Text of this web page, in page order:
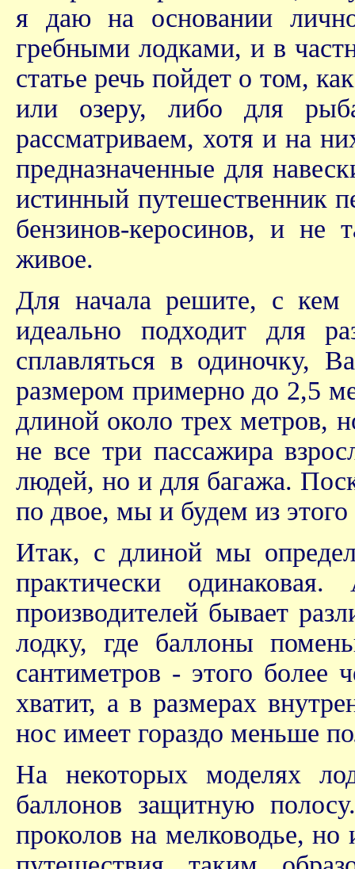
я даю на основании
гребными лодками, и в
статье речь пойдет о том,
или озеру, либо для
рассматриваем, хотя и на
предназначенные для
истинный путешественник
бензинов-керосинов, и не
живое.
Для начала решите, с кем
идеально подходит для
сплавляться в одиночку,
размером примерно до 2,5
длиной около трех метров,
не все три пассажира
людей, но и для багажа.
по двое, мы и будем из этого
Итак, с длиной мы
практически
производителей бывает
лодку, где баллоны
сантиметров - этого более
хватит, а в размерах
нос имеет гораздо меньше
На некоторых моделях
баллонов защитную
проколов на мелководье,